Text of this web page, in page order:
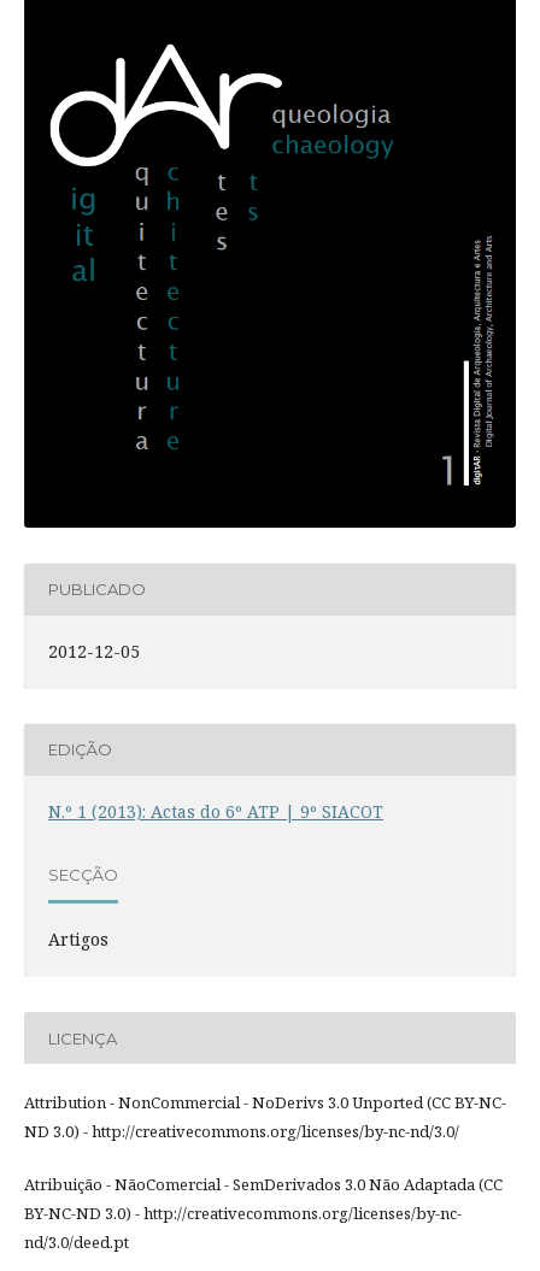
PUBLICADO
2012-12-05
EDIÇÃO
N.º 1 (2013): Actas do 6º ATP | 9º SIACOT
SECÇÃO
Artigos
LICENÇA
Attribution - NonCommercial - NoDerivs 3.0 Unported (CC BY-NC-
ND 3.0) - http://creativecommons.org/licenses/by-nc-nd/3.0/
Atribuição - NãoComercial - SemDerivados 3.0 Não Adaptada (CC
BY-NC-ND 3.0) - http://creativecommons.org/licenses/by-nc-
nd/3.0/deed.pt